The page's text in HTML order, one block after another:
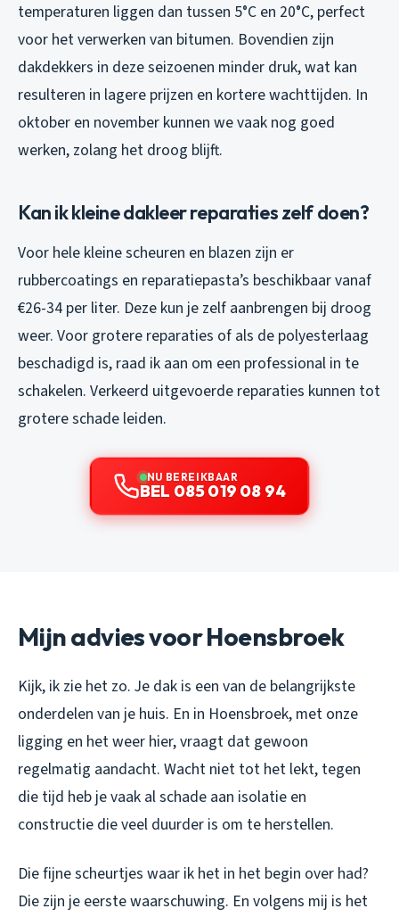
temperaturen liggen dan tussen 5°C en 20°C, perfect
voor het verwerken van bitumen. Bovendien zijn
dakdekkers in deze seizoenen minder druk, wat kan
resulteren in lagere prijzen en kortere wachttijden. In
oktober en november kunnen we vaak nog goed
werken, zolang het droog blijft.
Kan ik kleine dakleer reparaties zelf doen?
Voor hele kleine scheuren en blazen zijn er
rubbercoatings en reparatiepasta’s beschikbaar vanaf
€26-34 per liter. Deze kun je zelf aanbrengen bij droog
weer. Voor grotere reparaties of als de polyesterlaag
beschadigd is, raad ik aan om een professional in te
schakelen. Verkeerd uitgevoerde reparaties kunnen tot
grotere schade leiden.
NU BEREIKBAAR
BEL 085 019 08 94
Mijn advies voor Hoensbroek
Kijk, ik zie het zo. Je dak is een van de belangrijkste
onderdelen van je huis. En in Hoensbroek, met onze
ligging en het weer hier, vraagt dat gewoon
regelmatig aandacht. Wacht niet tot het lekt, tegen
die tijd heb je vaak al schade aan isolatie en
constructie die veel duurder is om te herstellen.
Die fijne scheurtjes waar ik het in het begin over had?
Die zijn je eerste waarschuwing. En volgens mij is het